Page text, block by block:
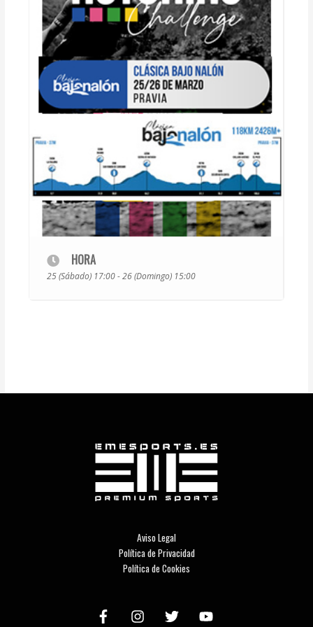
HORA
25 (Sábado) 17:00 - 26 (Domingo) 15:00
Aviso Legal
Política de Privacidad
Política de Cookies